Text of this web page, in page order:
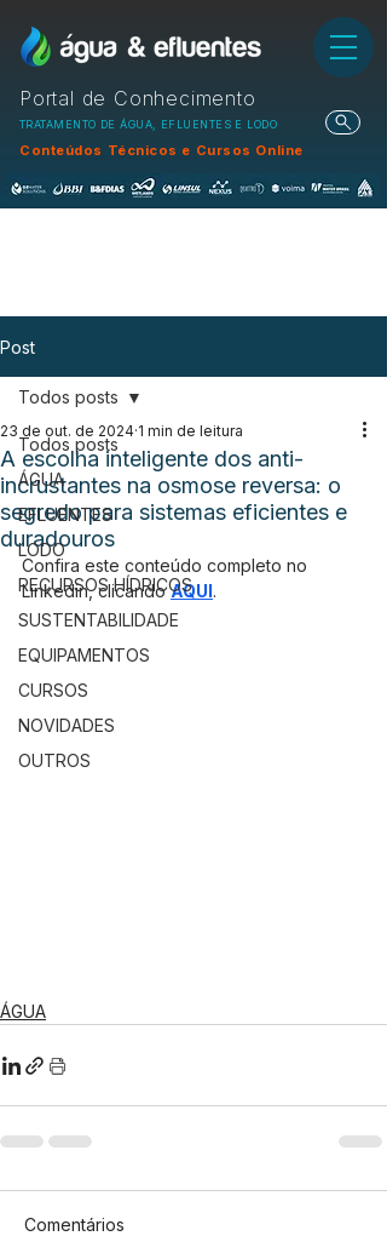
Portal de Conhecimento
TRATAMENTO DE ÁGUA, EFLUENTES E LODO
Conteúdos Técnicos e Cursos Online
Post
Todos posts
ÁGUA
EFLUENTES
LODO
RECURSOS HÍDRICOS
SUSTENTABILIDADE
EQUIPAMENTOS
CURSOS
NOVIDADES
OUTROS
Todos posts
A escolha inteligente dos anti-
incrustantes na osmose reversa: o
segredo para sistemas eficientes e
duradouros
23 de out. de 2024 1 min de leitura
Confira este conteúdo completo no
Linkedin, clicando AQUI.
ÁGUA
Comentários